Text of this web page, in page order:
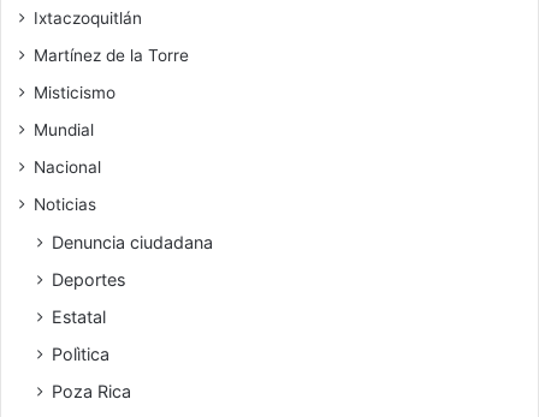
Ixtaczoquitlán
Martínez de la Torre
Misticismo
Mundial
Nacional
Noticias
Denuncia ciudadana
Deportes
Estatal
Polìtica
Poza Rica